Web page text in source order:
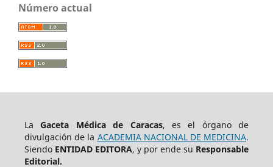
Número actual
LaGaceta Médica de Caracas, es el órgano de
divulgación de la ACADEMIA NACIONAL DE MEDICINA.
Siendo ENTIDAD EDITORA, y por ende su Responsable
Editorial.